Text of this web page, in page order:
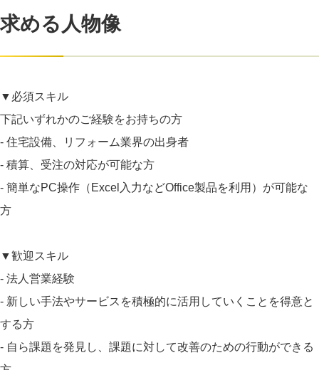
求める人物像
▼必須スキル
下記いずれかのご経験をお持ちの方
- 住宅設備、リフォーム業界の出身者
- 積算、受注の対応が可能な方
- 簡単なPC操作（Excel入力などOffice製品を利用）が可能な
方
▼歓迎スキル
- 法人営業経験
- 新しい手法やサービスを積極的に活用していくことを得意と
する方
- 自ら課題を発見し、課題に対して改善のための行動ができる